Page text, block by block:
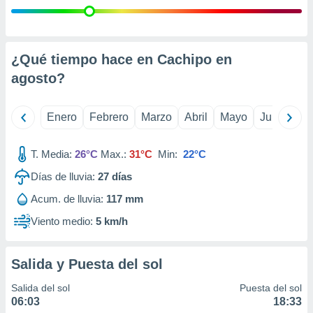
su
momento
en
o acceder
datos
¿Qué tiempo hace en Cachipo en
agosto?
Enero Febrero Marzo Abril Mayo Junio
T. Media: 26°C Max.: 31°C Min: 22°C
Días de lluvia: 27 días
Acum. de lluvia: 117 mm
Viento medio: 5 km/h
Salida y Puesta del sol
Salida del sol
06:03
Puesta del sol
18:33